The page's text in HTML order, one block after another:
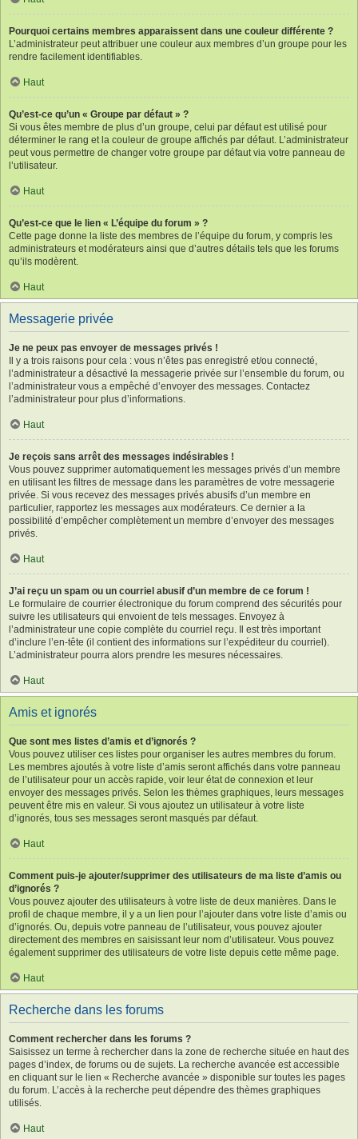
Pourquoi certains membres apparaissent dans une couleur différente ?
L’administrateur peut attribuer une couleur aux membres d’un groupe pour les
rendre facilement identifiables.
Haut
Qu’est-ce qu’un « Groupe par défaut » ?
Si vous êtes membre de plus d’un groupe, celui par défaut est utilisé pour
déterminer le rang et la couleur de groupe affichés par défaut. L’administrateur
peut vous permettre de changer votre groupe par défaut via votre panneau de
l’utilisateur.
Haut
Qu’est-ce que le lien « L’équipe du forum » ?
Cette page donne la liste des membres de l’équipe du forum, y compris les
administrateurs et modérateurs ainsi que d’autres détails tels que les forums
qu’ils modèrent.
Haut
Messagerie privée
Je ne peux pas envoyer de messages privés !
Il y a trois raisons pour cela : vous n’êtes pas enregistré et/ou connecté,
l’administrateur a désactivé la messagerie privée sur l’ensemble du forum, ou
l’administrateur vous a empêché d’envoyer des messages. Contactez
l’administrateur pour plus d’informations.
Haut
Je reçois sans arrêt des messages indésirables !
Vous pouvez supprimer automatiquement les messages privés d’un membre
en utilisant les filtres de message dans les paramètres de votre messagerie
privée. Si vous recevez des messages privés abusifs d’un membre en
particulier, rapportez les messages aux modérateurs. Ce dernier a la
possibilité d’empêcher complètement un membre d’envoyer des messages
privés.
Haut
J’ai reçu un spam ou un courriel abusif d’un membre de ce forum !
Le formulaire de courrier électronique du forum comprend des sécurités pour
suivre les utilisateurs qui envoient de tels messages. Envoyez à
l’administrateur une copie complète du courriel reçu. Il est très important
d’inclure l’en-tête (il contient des informations sur l’expéditeur du courriel).
L’administrateur pourra alors prendre les mesures nécessaires.
Haut
Amis et ignorés
Que sont mes listes d’amis et d’ignorés ?
Vous pouvez utiliser ces listes pour organiser les autres membres du forum.
Les membres ajoutés à votre liste d’amis seront affichés dans votre panneau
de l’utilisateur pour un accès rapide, voir leur état de connexion et leur
envoyer des messages privés. Selon les thèmes graphiques, leurs messages
peuvent être mis en valeur. Si vous ajoutez un utilisateur à votre liste
d’ignorés, tous ses messages seront masqués par défaut.
Haut
Comment puis-je ajouter/supprimer des utilisateurs de ma liste d’amis ou
d’ignorés ?
Vous pouvez ajouter des utilisateurs à votre liste de deux manières. Dans le
profil de chaque membre, il y a un lien pour l’ajouter dans votre liste d’amis ou
d’ignorés. Ou, depuis votre panneau de l’utilisateur, vous pouvez ajouter
directement des membres en saisissant leur nom d’utilisateur. Vous pouvez
également supprimer des utilisateurs de votre liste depuis cette même page.
Haut
Recherche dans les forums
Comment rechercher dans les forums ?
Saisissez un terme à rechercher dans la zone de recherche située en haut des
pages d’index, de forums ou de sujets. La recherche avancée est accessible
en cliquant sur le lien « Recherche avancée » disponible sur toutes les pages
du forum. L’accès à la recherche peut dépendre des thèmes graphiques
utilisés.
Haut